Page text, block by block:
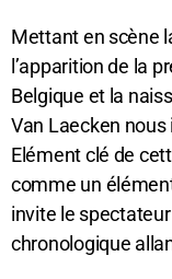
Mettant en scène
l’apparition de la
Belgique et la
Van Laecken
Elément clé de
comme un
invite le
chronologique